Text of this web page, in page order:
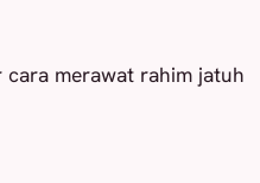
merawat rahim jatuh